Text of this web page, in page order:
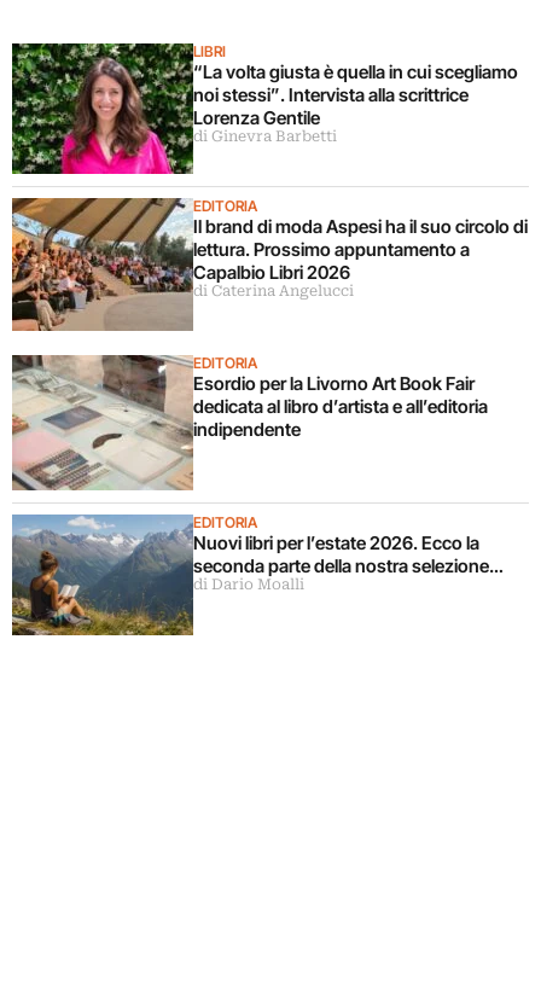
LIBRI
“La volta giusta è quella in cui scegliamo
noi stessi”. Intervista alla scrittrice
Lorenza Gentile
di Ginevra Barbetti
EDITORIA
Il brand di moda Aspesi ha il suo circolo di
lettura. Prossimo appuntamento a
Capalbio Libri 2026
di Caterina Angelucci
EDITORIA
Esordio per la Livorno Art Book Fair
dedicata al libro d’artista e all’editoria
indipendente
EDITORIA
Nuovi libri per l’estate 2026. Ecco la
seconda parte della nostra selezione…
di Dario Moalli